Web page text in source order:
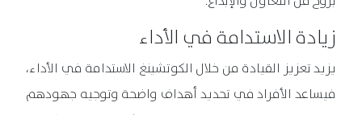
زيادة الاستدامة في الأداء
يزيد تعزيز القيادة من خلال الكوتشينغ الاستدامة في الأداء،
فيساعد الأفراد في تحديد أهداف واضحة وتوجيه جهودهم